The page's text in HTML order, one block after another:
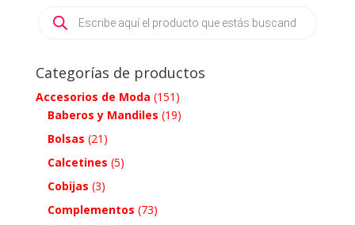
search
Categorías de productos
Accesorios de Moda (151)
Baberos y Mandiles (19)
Bolsas (21)
Calcetines (5)
Cobijas (3)
Complementos (73)